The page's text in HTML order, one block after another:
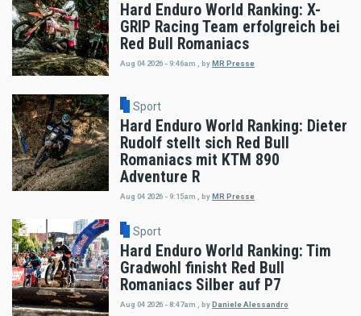
Hard Enduro World Ranking: X-
GRIP Racing Team erfolgreich bei
Red Bull Romaniacs
Aug 04 2026 - 9:46am , by MR Presse
Sport
Hard Enduro World Ranking: Dieter
Rudolf stellt sich Red Bull
Romaniacs mit KTM 890
Adventure R
Aug 04 2026 - 9:15am byMR Presse
Sport
Hard Enduro World Ranking: Tim
Gradwohl finisht Red Bull
Romaniacs Silber auf P7
Aug 04 2026 - 8:47am byDaniele Alessandro